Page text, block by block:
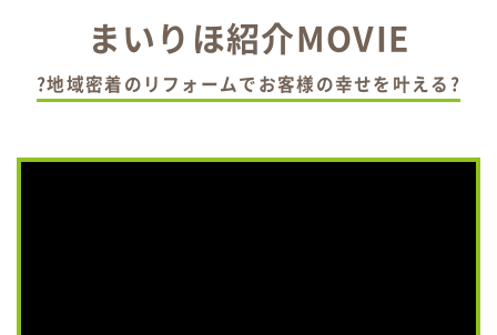
まいりほ紹介MOVIE
?地域密着のリフォームでお客様の幸せを叶える?